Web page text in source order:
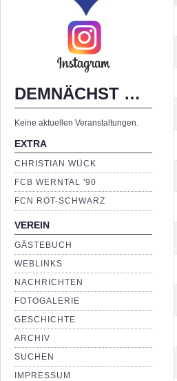
DEMNÄCHST …
Keine aktuellen Veranstaltungen.
EXTRA
CHRISTIAN WÜCK
FCB WERNTAL '90
FCN ROT-SCHWARZ
VEREIN
GÄSTEBUCH
WEBLINKS
NACHRICHTEN
FOTOGALERIE
GESCHICHTE
ARCHIV
SUCHEN
IMPRESSUM